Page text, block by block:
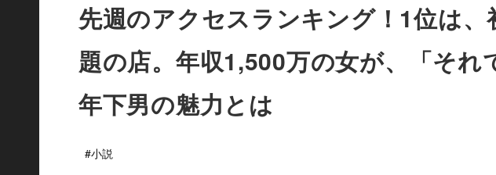
先週のアクセスランキング！1位は
題の店。年収1,500万の女が、「それ
年下男の魅力とは
#小説